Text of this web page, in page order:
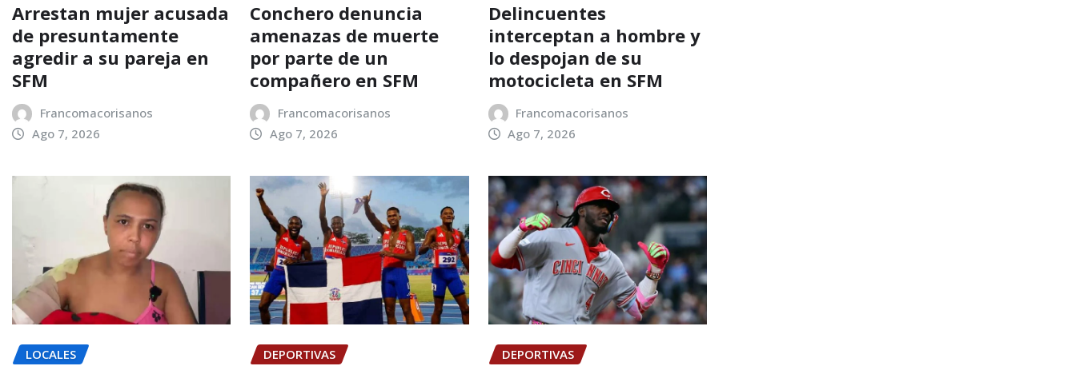
Arrestan mujer acusada
de presuntamente
agredir a su pareja en
SFM
Francomacorisanos
Ago 7, 2026
Conchero denuncia
amenazas de muerte
por parte de un
compañero en SFM
Francomacorisanos
Ago 7, 2026
Delincuentes
interceptan a hombre y
lo despojan de su
motocicleta en SFM
Francomacorisanos
Ago 7, 2026
LOCALES DEPORTIVAS DEPORTIVAS